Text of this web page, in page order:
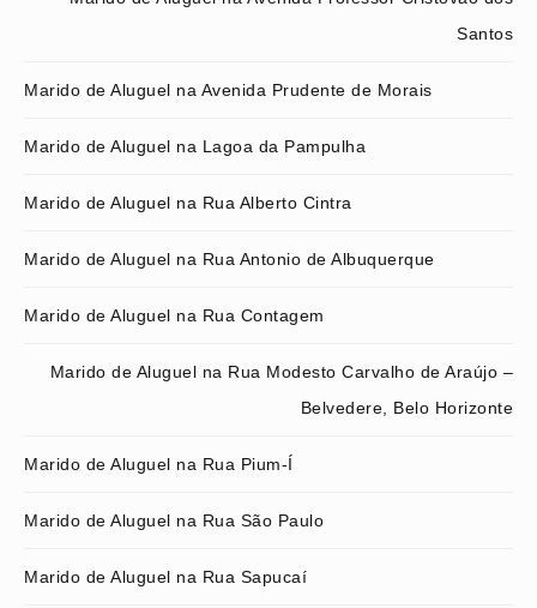
Santos
Marido de Aluguel na Avenida Prudente de Morais
Marido de Aluguel na Lagoa da Pampulha
Marido de Aluguel na Rua Alberto Cintra
Marido de Aluguel na Rua Antonio de Albuquerque
Marido de Aluguel na Rua Contagem
Marido de Aluguel na Rua Modesto Carvalho de Araújo –
Belvedere, Belo Horizonte
Marido de Aluguel na Rua Pium-Í
Marido de Aluguel na Rua São Paulo
Marido de Aluguel na Rua Sapucaí